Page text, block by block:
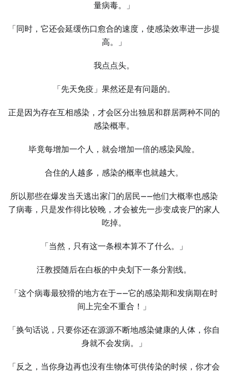
量病毒。」
「同时，它还会延缓伤口愈合的速度，使感染效率进一步提
高。」
我点点头。
「先天免疫」果然还是有问题的。
正是因为存在互相感染，才会区分出独居和群居两种不同的
感染概率。
毕竟每增加一个人，就会增加一倍的感染风险。
合住的人越多，感染的概率也就越大。
所以那些在爆发当天逃出家门的居民——他们大概率也感染
了病毒，只是发作得比较晚，才会被先一步变成丧尸的家人
吃掉。
「当然，只有这一条根本算不了什么。」
汪教授随后在白板的中央划下一条分割线。
「这个病毒最狡猾的地方在于——它的感染期和发病期在时
间上完全不重合！」
「换句话说，只要你还在源源不断地感染健康的人体，你自
身就不会发病。」
「反之，当你身边再也没有生物体可供传染的时候，你才会